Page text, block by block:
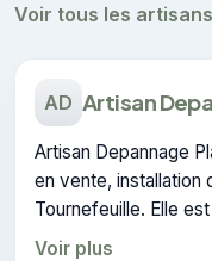
Voir tous les
AD Artisan
Artisan Depannage
en vente, installation
Tournefeuille. Elle
conformité sur les
Voir plus